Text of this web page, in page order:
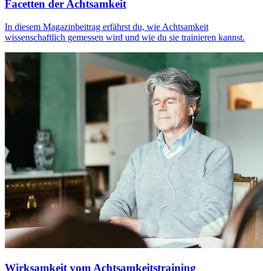
Facetten der Achtsamkeit
In diesem Magazinbeitrag erfährst du, wie Achtsamkeit
wissenschaftlich gemessen wird und wie du sie trainieren kannst.
Wirksamkeit vom Achtsamkeitstraining